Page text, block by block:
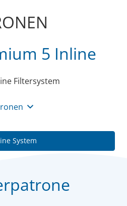
5 Inline
Filtersystem
System